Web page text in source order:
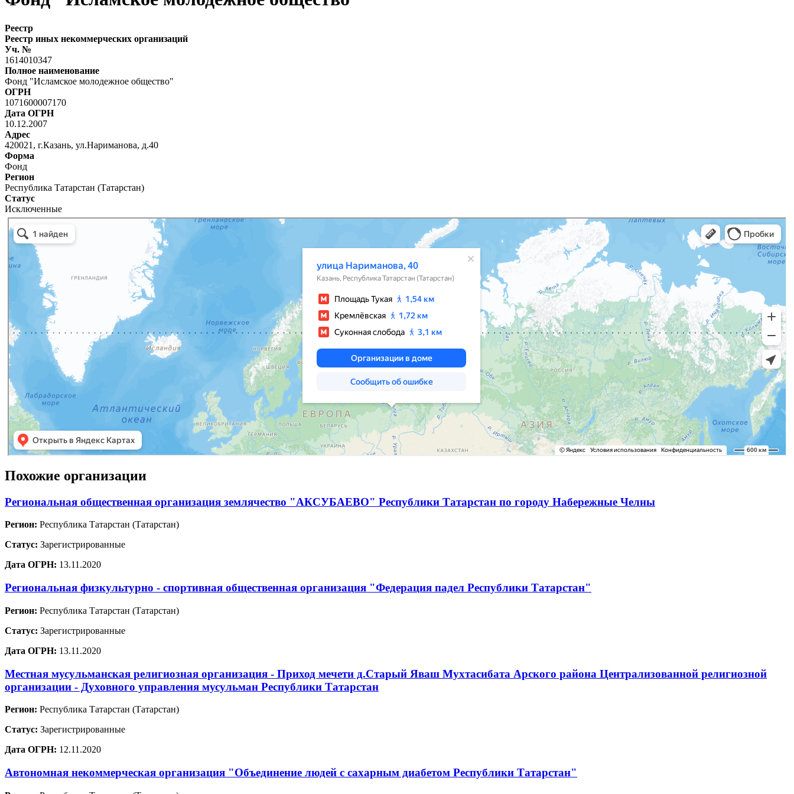
Реестр
Реестр иных некоммерческих организаций
Уч. №
1614010347
Полное наименование
Фонд "Исламское молодежное общество"
ОГРН
1071600007170
Дата ОГРН
10.12.2007
Адрес
420021, г.Казань, ул.Нариманова, д.40
Форма
Фонд
Регион
Республика Татарстан (Татарстан)
Статус
Исключенные
Похожие организации
Региональная общественная организация землячество "АКСУБАЕВО" Республики Татарстан по городу Набережные Челны
Регион: Республика Татарстан (Татарстан)
Статус: Зарегистрированные
Дата ОГРН: 13.11.2020
Региональная физкультурно - спортивная общественная организация "Федерация падел Республики Татарстан"
Регион: Республика Татарстан (Татарстан)
Статус: Зарегистрированные
Дата ОГРН: 13.11.2020
Местная мусульманская религиозная организация - Приход мечети д.Старый Яваш Мухтасибата Арского района Централизованной религиозной
организации - Духовного управления мусульман Республики Татарстан
Регион: Республика Татарстан (Татарстан)
Статус: Зарегистрированные
Дата ОГРН: 12.11.2020
Автономная некоммерческая организация "Объединение людей с сахарным диабетом Республики Татарстан"